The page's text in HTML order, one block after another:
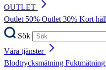
OUTLET
Outlet 50% Outlet 30% Kort
Sök
Våra tjänster
Blodtrycksmätning Fuktmätning